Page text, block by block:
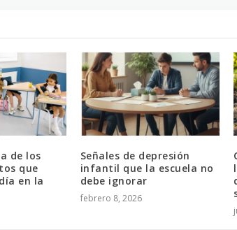
de los
que
en la
Señales de depresión
infantil que la escuela no
debe ignorar
febrero 8, 2026